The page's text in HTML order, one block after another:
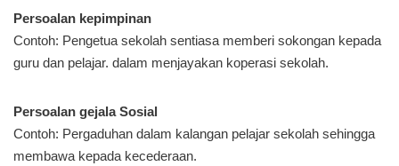
Persoalan kepimpinan
Contoh: Pengetua sekolah sentiasa memberi sokongan kepada
guru dan pelajar. dalam menjayakan koperasi sekolah.
Persoalan gejala Sosial
Contoh: Pergaduhan dalam kalangan pelajar sekolah sehingga
membawa kepada kecederaan.